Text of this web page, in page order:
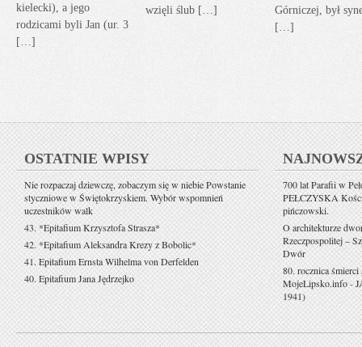
kielecki), a jego
rodzicami byli Jan (ur. 3
[…]
wzięli ślub […]
Górniczej, był
[…]
OSTATNIE WPISY
Nie rozpaczaj dziewczę, zobaczym się w niebie Powstanie
styczniowe w Świętokrzyskiem. Wybór wspomnień
uczestników walk
43. *Epitafium Krzysztofa Strasza*
42. *Epitafium Aleksandra Krezy z Bobolic*
41. Epitafium Ernsta Wilhelma von Derfelden
40. Epitafium Jana Jędrzejko
700 lat Parafii w
PEŁCZYSKA
pińczowski.
O architekturze
Rzeczpospolitej –
Dwór
80. rocznica
MojeLipsko.info-
1941)